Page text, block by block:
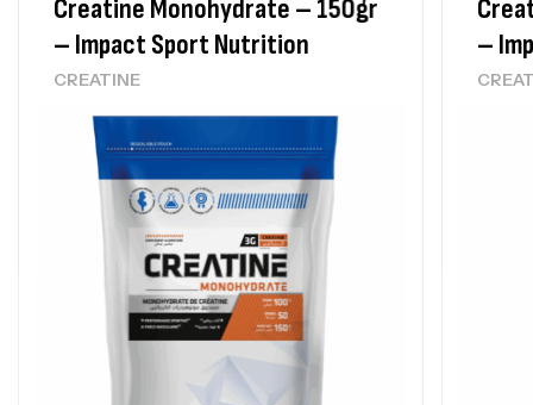
Creatine Monohydrate – 150gr
– Impact Sport Nutrition
CREATINE
–